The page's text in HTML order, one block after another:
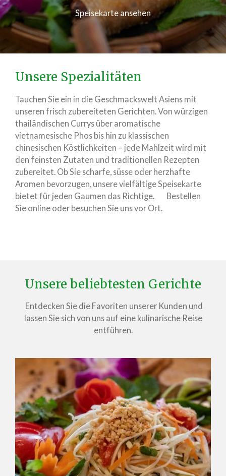
Speisekarte ansehen
Unsere Spezialitäten
Tauchen Sie ein in die Geschmackswelt Asiens mit
unseren frisch zubereiteten Gerichten. Von würzigen
thailändischen Currys über aromatische
vietnamesische Phos bis hin zu klassischen
chinesischen Köstlichkeiten – jede Mahlzeit wird mit
den feinsten Zutaten und traditionellen Rezepten
zubereitet. Ob Sie scharfe, süsse oder herzhafte
Aromen bevorzugen, unsere vielfältige Speisekarte
bietet für jeden Gaumen das Richtige. Bestellen
Sie online oder besuchen Sie uns vor Ort.
Unsere beliebtesten Gerichte
Entdecken Sie die Favoriten unserer Kunden und
lassen Sie sich von uns auf eine kulinarische Reise
entführen.